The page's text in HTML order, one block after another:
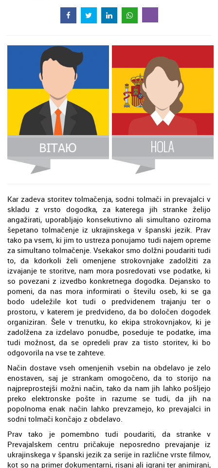
Kar zadeva storitev tolmačenja, sodni tolmači in prevajalci v
skladu z vrsto dogodka, za katerega jih stranke želijo
angažirati, uporabljajo konsekutivno ali simultano oziroma
šepetano tolmačenje iz ukrajinskega v španski jezik. Prav
tako pa vsem, ki jim to ustreza ponujamo tudi najem opreme
za simultano tolmačenje. Vsekakor smo dolžni poudariti tudi
to, da kdorkoli želi omenjene strokovnjake zadolžiti za
izvajanje te storitve, nam mora posredovati vse podatke, ki
so povezani z izvedbo konkretnega dogodka. Dejansko to
pomeni, da nas mora informirati o številu oseb, ki se ga
bodo udeležile kot tudi o predvidenem trajanju ter o
prostoru, v katerem je predvideno, da bo določen dogodek
organiziran. Šele v trenutku, ko ekipa strokovnjakov, ki je
zadolžena za izdelavo ponudbe, poseduje te podatke, ima
tudi možnost, da se opredeli prav za tisto storitev, ki bo
odgovorila na vse te zahteve.
Način dostave vseh omenjenih vsebin na obdelavo je zelo
enostaven, saj je strankam omogočeno, da to storijo na
najpreprostejši možni način, tako da nam jih lahko pošljejo
preko elektronske pošte in razume se tudi, da jih na
popolnoma enak način lahko prevzamejo, ko prevajalci in
sodni tolmači končajo z obdelavo.
Prav tako je pomembno tudi poudariti, da stranke v
Prevajalskem centru pričakuje neposredno prevajanje iz
ukrajinskega v španski jezik za serije in različne vrste filmov,
kot so na primer dokumentarni, risani ali igrani ter animirani,